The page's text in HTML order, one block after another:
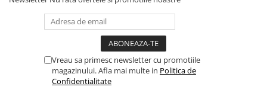
Vreau sa primesc newsletter cu promotiile
magazinului. Afla mai multe in Politica de
Confidentialitate